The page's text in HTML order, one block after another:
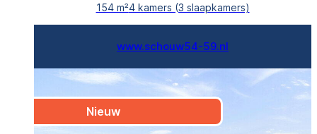
154 m²4 kamers (3 slaapkamers)
www.schouw54-59.nl
Nieuw